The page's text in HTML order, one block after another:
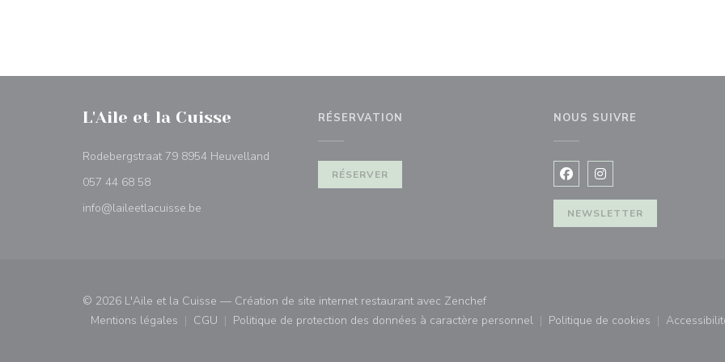
L'Aile et la Cuisse
Rodebergstraat 79 8954 Heuvelland
057 44 68 58
info@laileetlacuisse.be
RÉSERVATION
RÉSERVER
NOUS SUIVRE
Facebook ((ouvre une
Instagram ((ouvre une
NEWSLETTER
© 2026 L'Aile et la Cuisse — Création de site internet restaurant avec Zenchef((ouvre une nouvelle fenêtre))
Mentions légales
((ouvre une nouvelle fenêtre))
CGU
((ouvre une nouvelle fenêtre))
Politique de protection des données à caractère personnel
((ouvre une nouvelle fenêtre))
Politique de cookies
((ouvre une nouvelle